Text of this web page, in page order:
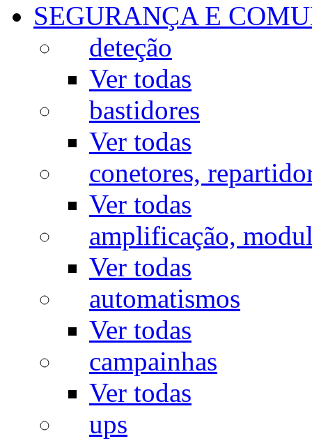
SEGURANÇA E
deteção
Ver todas
bastidores
Ver todas
conetores,
Ver todas
amplificação,
Ver todas
automatismos
Ver todas
campainhas
Ver todas
ups